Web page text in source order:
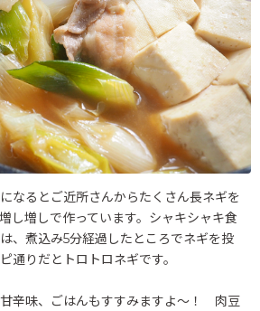
なるとご近所さんからたくさん長ネギを
し増しで作っています。シャキシャキ食
、煮込み5分経過したところでネギを投
通りだとトロトロネギです。
辛味、ごはんもすすみますよ〜！ 肉豆